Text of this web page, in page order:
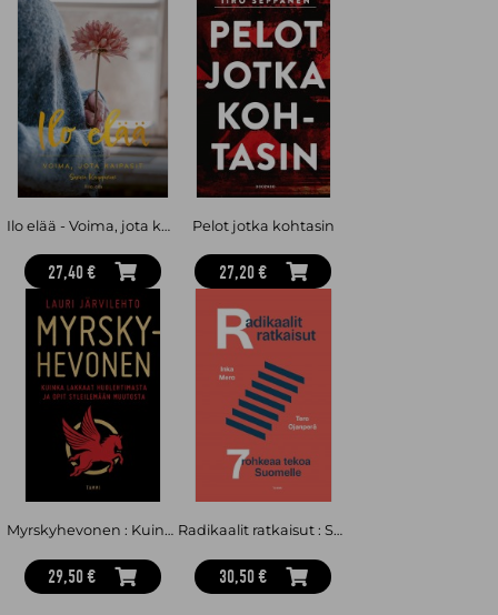
Ilo elää - Voima, jota kaipasit
27,40 €
Pelot jotka kohtasin
27,20 €
Myrskyhevonen : Kuinka lakkaat huolehtimasta ja opit syleilemään muutosta
29,50 €
Radikaalit ratkaisut : Seitsemän rohkeaa tekoa Suomelle
30,50 €